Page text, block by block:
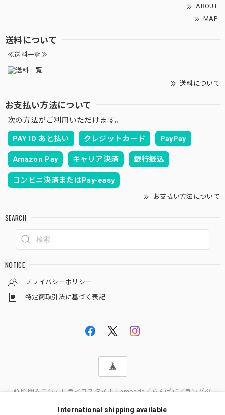
ABOUT
MAP
送料について
≪送料一覧≫
送料について
お支払い方法について
次の方法がご利用いただけます。
PAY ID あと払い クレジットカード PayPay
Amazon Pay キャリア決済 銀行振込
コンビニ決済またはPay-easy
お支払い方法について
SEARCH
NOTICE
プライバシーポリシー
特定商取引法に基づく表記
© 照明＆エシカルライフスタイル Lampada／らんぱだ／ランパダ
International shipping available